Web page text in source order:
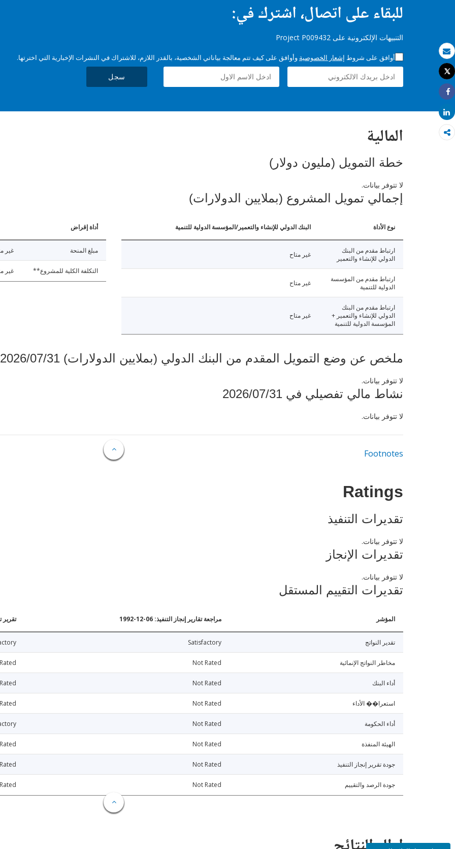
بريد الكتروني
طباعة
Tweet
Share
Share
للبقاء على اتصال، اشترك في:
التنبيهات الإلكترونية على Project P009432
أوافق على شروط إشعار الخصوصية وأوافق على كيف تتم معالجة بياناتي الشخصية، بالقدر اللازم، للاشتراك في النشرات الإخبارية التي اخترتها.
سجل
المالية
خطة التمويل (مليون دولار)
لا تتوفر بيانات.
إجمالي تمويل المشروع (بملايين الدولارات)
نوع الأداة البنك الدولي للإنشاء والتعمير/المؤسسة الدولية للتنمية
ارتباط مقدم من البنك
الدولي للإنشاء والتعمير
غير متاح
ارتباط مقدم من المؤسسة
الدولية للتنمية
غير متاح
ارتباط مقدم من البنك
الدولي للإنشاء والتعمير +
المؤسسة الدولية للتنمية
غير متاح
أداة إقراض
مبلغ المنحة غير
التكلفة الكلية للمشروع** غير
ملخص عن وضع التمويل المقدم من البنك الدولي (بملايين الدولارات) 2026/07/31
لا تتوفر بيانات.
نشاط مالي تفصيلي في 2026/07/31
لا تتوفر بيانات.
Footnotes
Ratings
تقديرات التنفيذ
لا تتوفر بيانات.
تقديرات الإنجاز
لا تتوفر بيانات.
تقديرات التقييم المستقل
المؤشر مراجعة تقارير إنجاز التنفيذ: 06-12-1992 تقرير
تقدير النواتج Satisfactory
مخاطر النواتج الإنمائية Not Rated
أداء البنك Not Rated
استعرا�� الأداء Not Rated
أداء الحكومة Not Rated
الهيئة المنفذة Not Rated
جودة تقرير إنجاز التنفيذ Not Rated
جودة الرصد والتقييم Not Rated